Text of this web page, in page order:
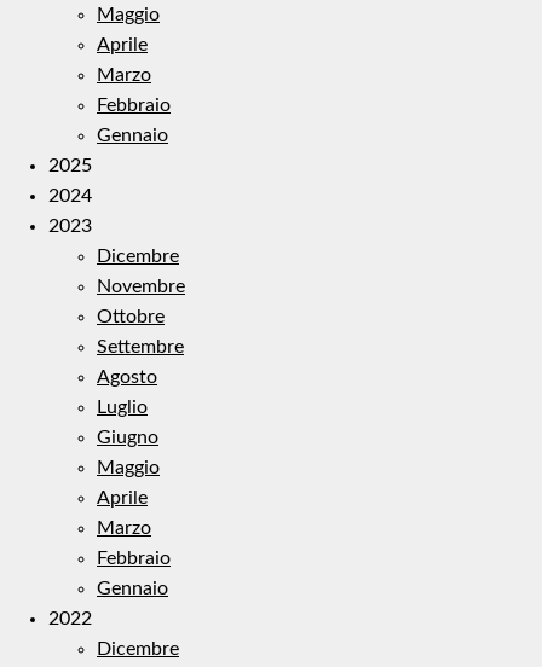
Maggio
Aprile
Marzo
Febbraio
Gennaio
2025
2024
2023
Dicembre
Novembre
Ottobre
Settembre
Agosto
Luglio
Giugno
Maggio
Aprile
Marzo
Febbraio
Gennaio
2022
Dicembre